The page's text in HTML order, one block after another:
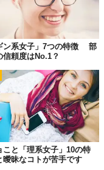
なぜか守ってあげた
雰囲気も、リス系女子
、彼女たちは十分に
ることが多いようで
ップからか、余計に彼
なものを扱うように、
ン系女子」7つの特徴 部
信頼度はNo.1？
こと「理系女子」10の特
昧なコトが苦手です